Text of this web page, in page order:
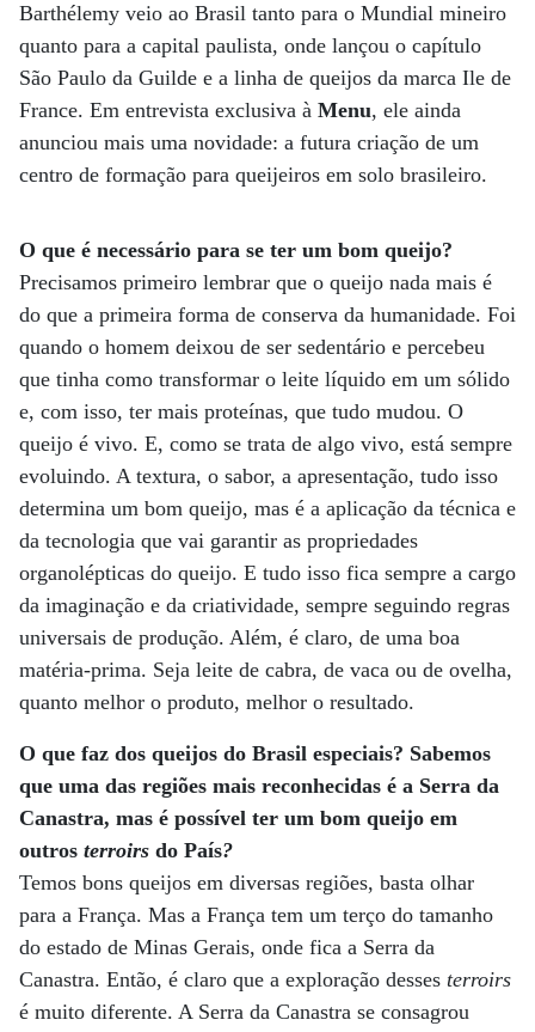
Barthélemy veio ao Brasil tanto para o Mundial mineiro
quanto para a capital paulista, onde lançou o capítulo
São Paulo da Guilde e a linha de queijos da marca Ile de
France. Em entrevista exclusiva à Menu, ele ainda
anunciou mais uma novidade: a futura criação de um
centro de formação para queijeiros em solo brasileiro.
O que é necessário para se ter um bom queijo?
Precisamos primeiro lembrar que o queijo nada mais é
do que a primeira forma de conserva da humanidade. Foi
quando o homem deixou de ser sedentário e percebeu
que tinha como transformar o leite líquido em um sólido
e, com isso, ter mais proteínas, que tudo mudou. O
queijo é vivo. E, como se trata de algo vivo, está sempre
evoluindo. A textura, o sabor, a apresentação, tudo isso
determina um bom queijo, mas é a aplicação da técnica e
da tecnologia que vai garantir as propriedades
organolépticas do queijo. E tudo isso fica sempre a cargo
da imaginação e da criatividade, sempre seguindo regras
universais de produção. Além, é claro, de uma boa
matéria-prima. Seja leite de cabra, de vaca ou de ovelha,
quanto melhor o produto, melhor o resultado.
O que faz dos queijos do Brasil especiais? Sabemos
que uma das regiões mais reconhecidas é a Serra da
Canastra, mas é possível ter um bom queijo em
outros terroirs do País?
Temos bons queijos em diversas regiões, basta olhar
para a França. Mas a França tem um terço do tamanho
do estado de Minas Gerais, onde fica a Serra da
Canastra. Então, é claro que a exploração desses terroirs
é muito diferente. A Serra da Canastra se consagrou